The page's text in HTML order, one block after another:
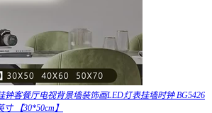
钟客餐厅电视背景墙装饰画LED灯表挂墙时钟 BG5426
【30*50cm】